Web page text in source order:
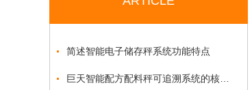
简述智能电子储存秤系统功能特点